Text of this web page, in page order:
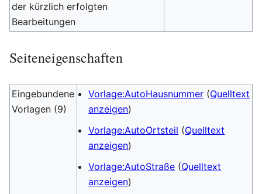
der kürzlich erfolgten
Bearbeitungen
Seiteneigenschaften
Eingebundene
Vorlagen (9)
Vorlage:AutoHausnummer (Quelltext
anzeigen)
Vorlage:AutoOrtsteil (Quelltext
anzeigen)
Vorlage:AutoStraße (Quelltext
anzeigen)